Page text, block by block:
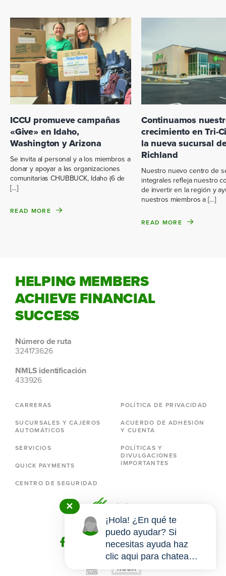
ICCU promueve campañas
«Give» en Idaho,
Washington y Arizona
Se invita al personal y a los miembros a
donar y apoyar a las organizaciones
comunitarias CHUBBUCK, Idaho (6 de
[…]
READ MORE
Continuamos
crecimiento en Tri-
la nueva sucursal
Richland
Nuestro nuevo centro de
integrales refleja nuestro
de invertir en la región y
nuestros miembros a […]
READ MORE
HELPING MEMBERS
ACHIEVE FINANCIAL
SUCCESS
Número de ruta
324173626
NMLS identificación
433926
CARRERAS
SUCURSALES Y CAJEROS
AUTOMÁTICOS
SERVICIOS
QUICK PAYMENTS
CENTRO DE SEGURIDAD
POLÍTICA DE PRIVACIDAD
ACUERDO DE ADHESIÓN
Y CUENTA
POLÍTICAS Y
DIVULGACIONES
IMPORTANTES
✕
¡Hola! ¿En qué te
puedo ayudar? Si
necesitas ayuda haz
clic aqui para chatear
conmigo.